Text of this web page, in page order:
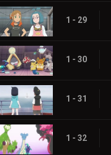
1 - 29
1 - 30
1 - 31
1 - 32